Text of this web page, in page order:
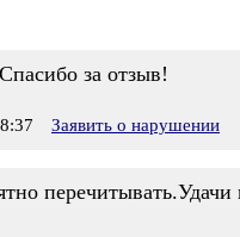
за отзыв!
Заявить о нарушении
перечитывать.Удачи